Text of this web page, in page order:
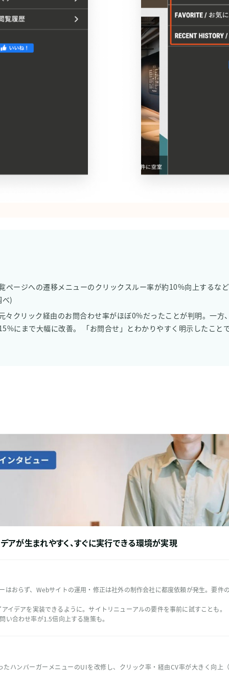
ページへの遷移メニューのクリックスルー率が約10%向上するな
べ)
々クリック経由のお問合わせ率がほぼ0%だったことが判明。一
にまで大幅に改善。 「お問合せ」とわかりやすく明示したこと
アが生まれやすく、すぐに実行できる環境が実現
はおらず、Webサイトの運用・修正は社外の制作会社に都度依頼が発生。要件
イデアを実装できるように。サイトリニューアルの要件を事前に試すことも。
合わせ率が1.5倍向上する施策も。
たハンバーガーメニューのUIを改修し、クリック率・経由CV率が大きく向上